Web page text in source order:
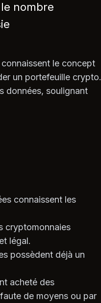
nombre
le concept
un portefeuille crypto.
données, soulignant
connaissent les
cryptomonnaies
légal.
possèdent déjà un
acheté des
de moyens ou par